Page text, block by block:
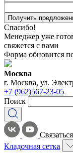
Получить
Спасибо!
Менеджер уже
свяжется с вами
Форма обновится
Москва
г. Москва, ул.
+7 (962)567-23-05
Поиск
Кладочная сетка